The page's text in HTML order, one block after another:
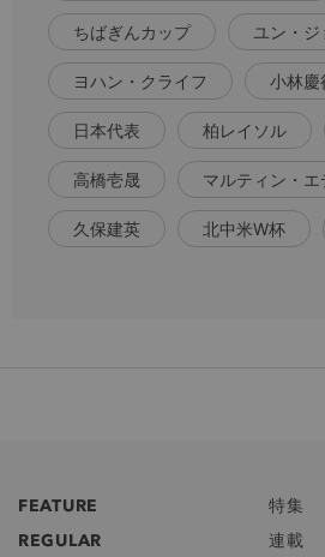
ちばぎんカップ ユン・ジ
ヨハン・クライフ 小林慶
日本代表 柏レイソル
高橋壱晟 マルティン・エ
久保建英 北中米W杯
FEATURE
特集
REGULAR
連載